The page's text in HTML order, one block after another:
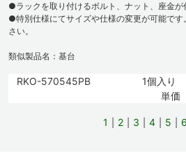
●ラックを取り付けるボルト、ナット、座金が
●特別仕様にてサイズや仕様の変更が可能で
さい。
類似製品名：基台
RKO-570545PB
1個入り
単価
1 2 3 4 5 6